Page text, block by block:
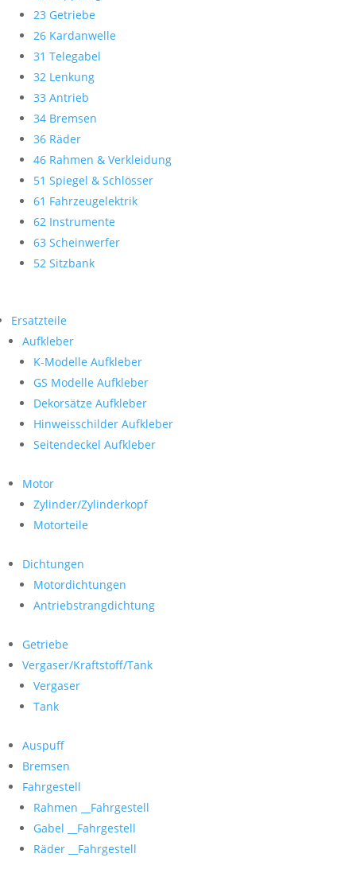
23 Getriebe
26 Kardanwelle
31 Telegabel
32 Lenkung
33 Antrieb
34 Bremsen
36 Räder
46 Rahmen & Verkleidung
51 Spiegel & Schlösser
61 Fahrzeugelektrik
62 Instrumente
63 Scheinwerfer
52 Sitzbank
Ersatzteile
Aufkleber
K-Modelle Aufkleber
GS Modelle Aufkleber
Dekorsätze Aufkleber
Hinweisschilder Aufkleber
Seitendeckel Aufkleber
Motor
Zylinder/Zylinderkopf
Motorteile
Dichtungen
Motordichtungen
Antriebstrangdichtung
Getriebe
Vergaser/Kraftstoff/Tank
Vergaser
Tank
Auspuff
Bremsen
Fahrgestell
Rahmen __Fahrgestell
Gabel __Fahrgestell
Räder __Fahrgestell